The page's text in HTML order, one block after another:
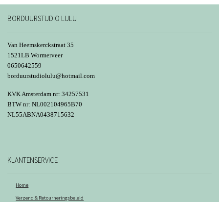
optie
BORDUURSTUDIO LULU
Van Heemskerckstraat 35
1521LB Wormerveer
0650642559
borduurstudiolulu@hotmail.com
KVK Amsterdam nr: 34257531
BTW nr: NL002104965B70
NL55ABNA0438715632
KLANTENSERVICE
Home
Verzend & Retourneringsbeleid